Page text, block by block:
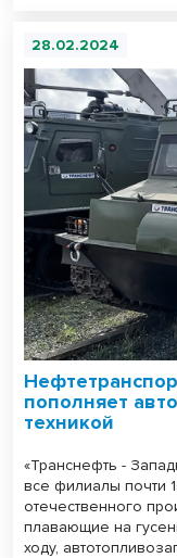
28.02.2024
пополняет
техникой
«Транснефть -
все филиалы почти
отечественного
плавающие на
ходу,